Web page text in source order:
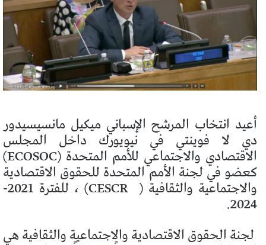
أعيد انتخاب المرشح الإسباني ميكيل مانسيسيدور
دي لا فوينتي في نيويورك داخل المجلس
الاقتصادي والاجتماعي للأمم المتحدة (ECOSOC)
كعضو في لجنة الأمم المتحدة للحقوق الاقتصادية
والاجتماعية والثقافية ( CESCR) ، للفترة 2021-
2024.
لجنة الحقوق الاقتصادية والاجتماعية والثقافية هي